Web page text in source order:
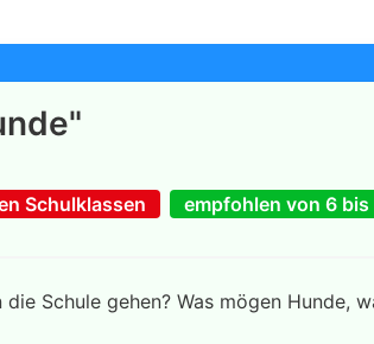
Schulklassen empfohlen von 6 bis
Schule gehen? Was mögen Hunde,